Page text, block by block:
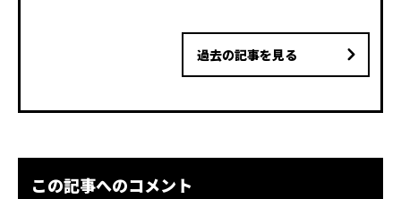
過去の記事を見る
この記事へのコメント